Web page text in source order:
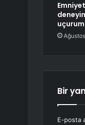
Bir
E-posta